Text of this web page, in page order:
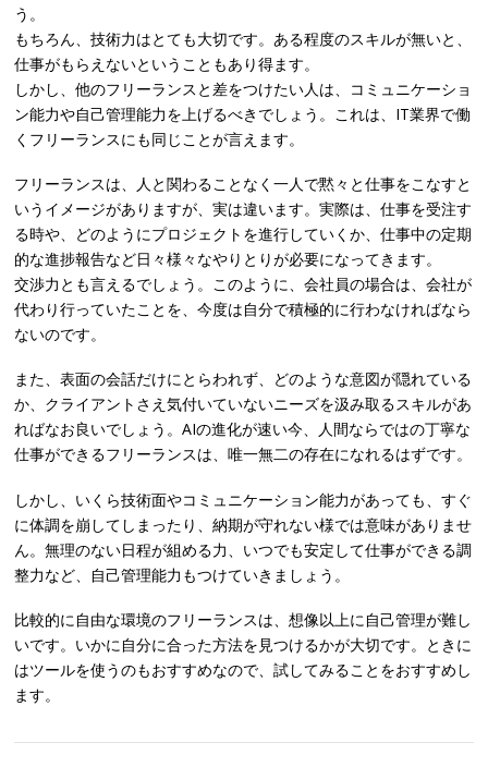
う。
もちろん、技術力はとても大切です。ある程度のスキルが無いと、
仕事がもらえないということもあり得ます。
しかし、他のフリーランスと差をつけたい人は、コミュニケーショ
ン能力や自己管理能力を上げるべきでしょう。これは、IT業界で働
くフリーランスにも同じことが言えます。
フリーランスは、人と関わることなく一人で黙々と仕事をこなすと
いうイメージがありますが、実は違います。実際は、仕事を受注す
る時や、どのようにプロジェクトを進行していくか、仕事中の定期
的な進捗報告など日々様々なやりとりが必要になってきます。
交渉力とも言えるでしょう。このように、会社員の場合は、会社が
代わり行っていたことを、今度は自分で積極的に行わなければなら
ないのです。
また、表面の会話だけにとらわれず、どのような意図が隠れている
か、クライアントさえ気付いていないニーズを汲み取るスキルがあ
ればなお良いでしょう。AIの進化が速い今、人間ならではの丁寧な
仕事ができるフリーランスは、唯一無二の存在になれるはずです。
しかし、いくら技術面やコミュニケーション能力があっても、すぐ
に体調を崩してしまったり、納期が守れない様では意味がありませ
ん。無理のない日程が組める力、いつでも安定して仕事ができる調
整力など、自己管理能力もつけていきましょう。
比較的に自由な環境のフリーランスは、想像以上に自己管理が難し
いです。いかに自分に合った方法を見つけるかが大切です。ときに
はツールを使うのもおすすめなので、試してみることをおすすめし
ます。